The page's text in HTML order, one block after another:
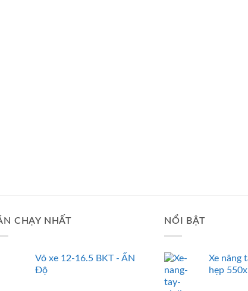
CHẠY NHẤT
Vỏ xe 12-16.5 BKT - ẤN
Độ
NỔI BẬT
Xe nâng
hẹp